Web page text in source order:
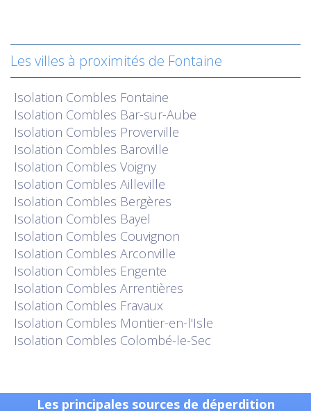
Les villes à proximités de Fontaine
Isolation Combles Fontaine
Isolation Combles Bar-sur-Aube
Isolation Combles Proverville
Isolation Combles Baroville
Isolation Combles Voigny
Isolation Combles Ailleville
Isolation Combles Bergères
Isolation Combles Bayel
Isolation Combles Couvignon
Isolation Combles Arconville
Isolation Combles Engente
Isolation Combles Arrentières
Isolation Combles Fravaux
Isolation Combles Montier-en-l'Isle
Isolation Combles Colombé-le-Sec
Les principales sources de déperdition